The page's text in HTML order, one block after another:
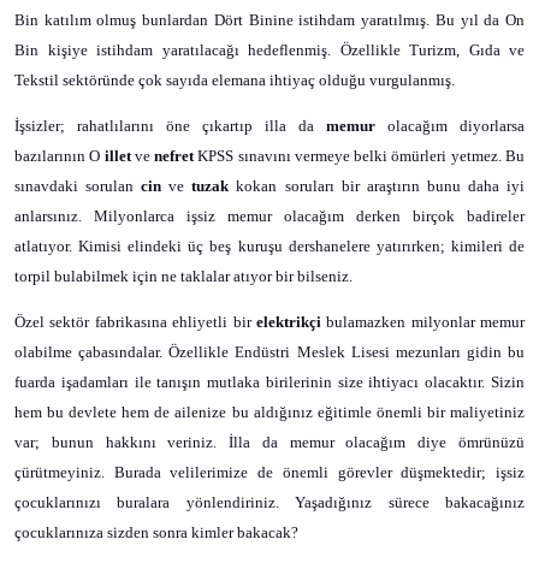
Bin katılım olmuş bunlardan Dört Binine istihdam yaratılmış. Bu yıl da On
Bin kişiye istihdam yaratılacağı hedeflenmiş. Özellikle Turizm, Gıda ve
Tekstil sektöründe çok sayıda elemana ihtiyaç olduğu vurgulanmış.
İşsizler; rahatlılarını öne çıkartıp illa da memur olacağım diyorlarsa
bazılarının O illet venefretKPSS sınavını vermeye belki ömürleri yetmez. Bu
sınavdaki sorulancin vetuzakkokan soruları bir araştırın bunu daha iyi
anlarsınız. Milyonlarca işsiz memur olacağım derken birçok badireler
atlatıyor. Kimisi elindeki üç beş kuruşu dershanelere yatırırken; kimileri de
torpil bulabilmek için ne taklalar atıyor bir bilseniz.
Özel sektör fabrikasına ehliyetli bir elektrikçibulamazken milyonlar memur
olabilme çabasındalar. Özellikle Endüstri Meslek Lisesi mezunları gidin bu
fuarda işadamları ile tanışın mutlaka birilerinin size ihtiyacı olacaktır. Sizin
hem bu devlete hem de ailenize bu aldığınız eğitimle önemli bir maliyetiniz
var; bunun hakkını veriniz. İlla da memur olacağım diye ömrünüzü
çürütmeyiniz. Burada velilerimize de önemli görevler düşmektedir; işsiz
çocuklarınızı buralara yönlendiriniz. Yaşadığınız sürece bakacağınız
çocuklarınıza sizden sonra kimler bakacak?